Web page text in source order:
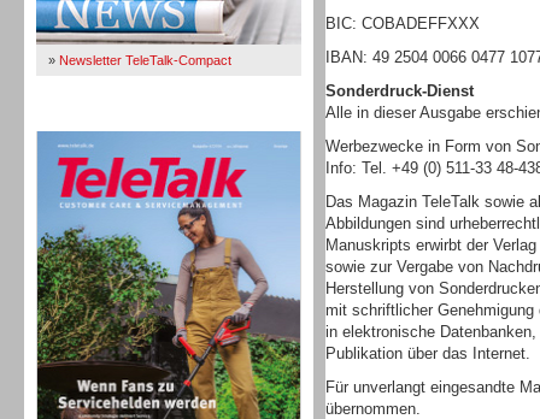
» Newsletter TeleTalk-Compact
BIC: COBADEFFXXX
IBAN: 49 2504 0066 0477
Sonderdruck-Dienst
Alle in dieser Ausgabe
Werbezwecke in Form von
Info: Tel. +49 (0) 511-33 48-
Das Magazin TeleTalk sowie
Abbildungen sind
Manuskripts erwirbt der
sowie zur Vergabe von
Herstellung von
mit schriftlicher
in elektronische
Publikation über das Internet.
Für unverlangt eingesandte
übernommen.